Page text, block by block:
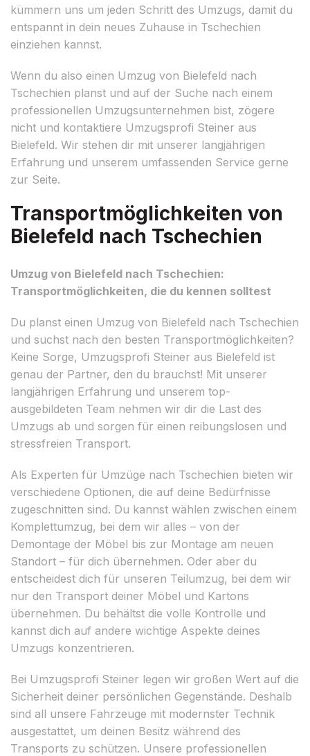
kümmern uns um jeden Schritt des Umzugs, damit du
entspannt in dein neues Zuhause in Tschechien
einziehen kannst.
Wenn du also einen Umzug von Bielefeld nach
Tschechien planst und auf der Suche nach einem
professionellen Umzugsunternehmen bist, zögere
nicht und kontaktiere Umzugsprofi Steiner aus
Bielefeld. Wir stehen dir mit unserer langjährigen
Erfahrung und unserem umfassenden Service gerne
zur Seite.
Transportmöglichkeiten von
Bielefeld nach Tschechien
Umzug von Bielefeld nach Tschechien:
Transportmöglichkeiten, die du kennen solltest
Du planst einen Umzug von Bielefeld nach Tschechien
und suchst nach den besten Transportmöglichkeiten?
Keine Sorge, Umzugsprofi Steiner aus Bielefeld ist
genau der Partner, den du brauchst! Mit unserer
langjährigen Erfahrung und unserem top-
ausgebildeten Team nehmen wir dir die Last des
Umzugs ab und sorgen für einen reibungslosen und
stressfreien Transport.
Als Experten für Umzüge nach Tschechien bieten wir
verschiedene Optionen, die auf deine Bedürfnisse
zugeschnitten sind. Du kannst wählen zwischen einem
Komplettumzug, bei dem wir alles – von der
Demontage der Möbel bis zur Montage am neuen
Standort – für dich übernehmen. Oder aber du
entscheidest dich für unseren Teilumzug, bei dem wir
nur den Transport deiner Möbel und Kartons
übernehmen. Du behältst die volle Kontrolle und
kannst dich auf andere wichtige Aspekte deines
Umzugs konzentrieren.
Bei Umzugsprofi Steiner legen wir großen Wert auf die
Sicherheit deiner persönlichen Gegenstände. Deshalb
sind all unsere Fahrzeuge mit modernster Technik
ausgestattet, um deinen Besitz während des
Transports zu schützen. Unsere professionellen